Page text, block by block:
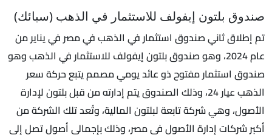
صندوق بلتون إيفولف للاستثمار في الذهب (سبائك)
تم إطلاق ثاني صندوق استثمار في الذهب في مصر في يناير من
عام 2024، وهو صندوق بلتون إيفولف للاستثمار في الذهب وهو
صندوق استثمار مفتوح ذو عائد يومي مصمم يتبع حركة سعر
الذهب عيار 24، وذلك الصندوق يتم إدارته من قبل بلتون لإدارة
الأصول، وهي شركة تابعة لبلتون المالية، وتُعد تلك الشركة من
أكبر شركات إدارة الأصول في مصر، وذلك بإجمالي أصول تصل إلى